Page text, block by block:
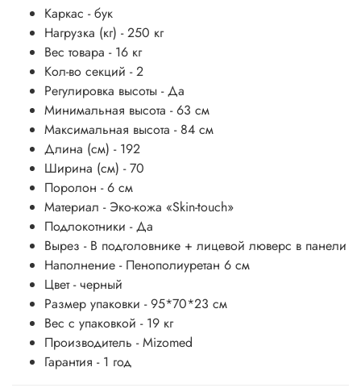
Каркас - бук
Нагрузка (кг) - 250 кг
Вес товара - 16 кг
Кол-во секций - 2
Регулировка высоты -Да
Минимальная высота - 63 см
Максимальная высота - 84 см
Длина (см) - 192
Ширина (см) - 70
Поролон - 6 см
Материал - Эко-кожа «Skin-touch»
Подлокотники -Да
Вырез - В подголовнике + лицевой люверс в панели
Наполнение - Пенополиуретан 6 см
Цвет -черный
Размер упаковки -95*70*23 см
Вес с упаковкой - 19 кг
Производитель -Mizomed
Гарантия - 1 год